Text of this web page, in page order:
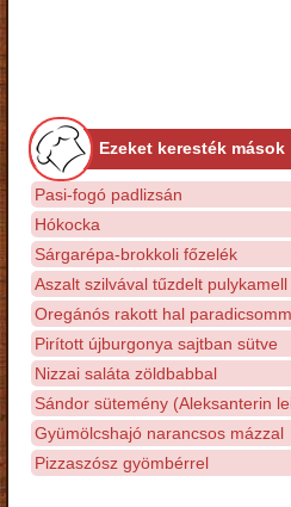
Ezeket keresték mások
Pasi-fogó padlizsán
Hókocka
Sárgarépa-brokkoli főzelék
Aszalt szilvával tűzdelt pulykamell
Oregánós rakott hal
Pirított újburgonya sajtban sütve
Nizzai saláta zöldbabbal
Sándor sütemény (Aleksanterin
Gyümölcshajó narancsos mázzal
Pizzaszósz gyömbérrel